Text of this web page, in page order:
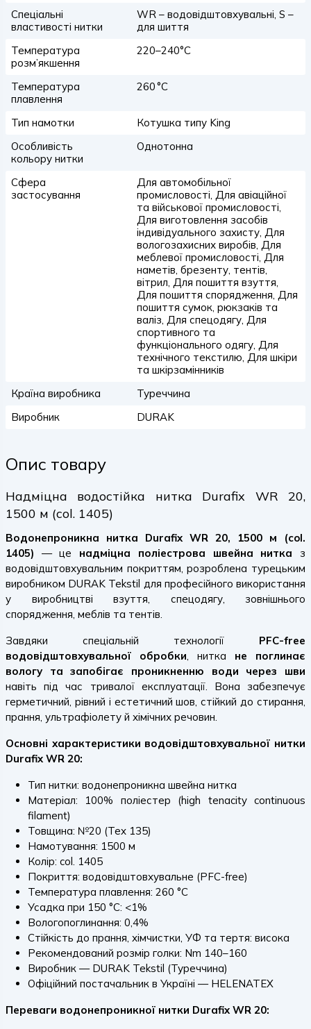
Спеціальні
властивості нитки
WR – водовідштовхувальні, S –
для шиття
Температура
розм’якшення
220–240°C
Температура
плавлення
260 °C
Тип намотки
Котушка типу King
Особливість
кольору нитки
Однотонна
Сфера
застосування
Для автомобільної
промисловості, Для авіаційної
та військової промисловості,
Для виготовлення засобів
індивідуального захисту, Для
вологозахисних виробів, Для
меблевої промисловості, Для
наметів, брезенту, тентів,
вітрил, Для пошиття взуття,
Для пошиття спорядження, Для
пошиття сумок, рюкзаків та
валіз, Для спецодягу, Для
спортивного та
функціонального одягу, Для
технічного текстилю, Для шкіри
та шкірзамінників
Країна виробника
Туреччина
Виробник
DURAK
Опис товару
Надміцна водостійка нитка Durafix WR 20,
1500 м (col. 1405)
Водонепроникна нитка Durafix WR 20, 1500 м (col.
1405) — це надміцна поліестрова швейна нитка з
водовідштовхувальним покриттям, розроблена турецьким
виробником DURAK Tekstil для професійного використання
у виробництві взуття, спецодягу, зовнішнього
спорядження, меблів та тентів.
Завдяки спеціальній технології PFC-free
водовідштовхувальної обробки, нитка не поглинає
вологу та запобігає проникненню води через шви
навіть під час тривалої експлуатації. Вона забезпечує
герметичний, рівний і естетичний шов, стійкий до стирання,
прання, ультрафіолету й хімічних речовин.
Основні характеристики водовідштовхувальної нитки
Durafix WR 20:
Тип нитки: водонепроникна швейна нитка
Матеріал: 100% поліестер (high tenacity continuous
filament)
Товщина: №20 (Tex 135)
Намотування: 1500 м
Колір: col. 1405
Покриття: водовідштовхувальне (PFC-free)
Температура плавлення: 260 °C
Усадка при 150 °C: <1%
Вологопоглинання: 0,4%
Стійкість до прання, хімчистки, УФ та тертя: висока
Рекомендований розмір голки: Nm 140–160
Виробник — DURAK Tekstil (Туреччина)
Офіційний постачальник в Україні — HELENATEX
Переваги водонепроникної нитки Durafix WR 20: